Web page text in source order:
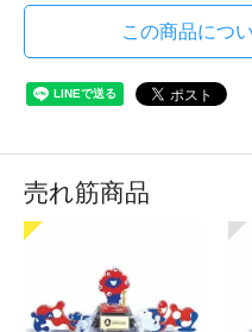
この商品につ
売れ筋商品